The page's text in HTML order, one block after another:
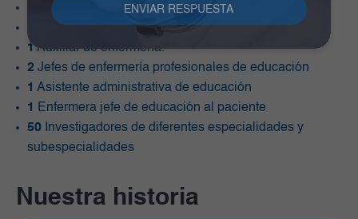
Analista administrativo
Auxiliares administrativos
1Auxiliar de enfermería.
2 Jefes de enfermería profesionales de educación
1 Asistente administrativa de educación
1 Enfermera jefe de educación al paciente
50 Investigadores de diferentes especialidades y
subespecialidades
Nuestra historia